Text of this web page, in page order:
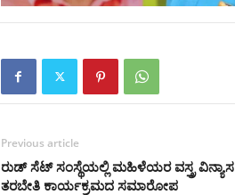
Previous article
ರುಡ್ ಸೆಟ್ ಸಂಸ್ಥೆಯಲ್ಲಿ ಮಹಿಳೆಯರ ವಸ್ತ್ರ ವಿನ್ಯಾಸ
ತರಬೇತಿ ಕಾರ್ಯಕ್ರಮದ ಸಮಾರೋಪ